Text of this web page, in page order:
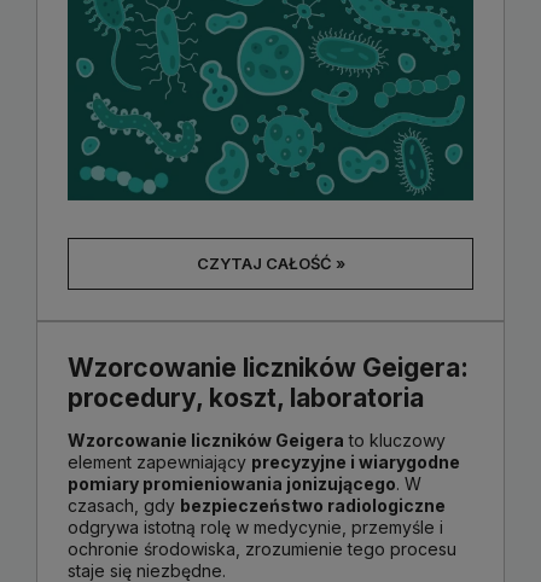
CZYTAJ CAŁOŚĆ »
Wzorcowanie liczników Geigera:
procedury, koszt, laboratoria
Wzorcowanie liczników Geigera to kluczowy
element zapewniający precyzyjne i wiarygodne
pomiary promieniowania jonizującego. W
czasach, gdy bezpieczeństwo radiologiczne
odgrywa istotną rolę w medycynie, przemyśle i
ochronie środowiska, zrozumienie tego procesu
staje się niezbędne.